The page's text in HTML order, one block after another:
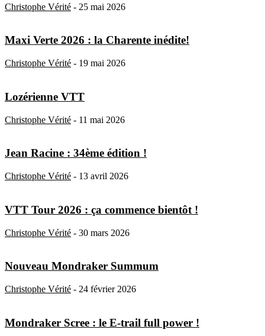
Christophe Vérité - 25 mai 2026
Maxi Verte 2026 : la Charente inédite!
Christophe Vérité - 19 mai 2026
Lozérienne VTT
Christophe Vérité - 11 mai 2026
Jean Racine : 34ème édition !
Christophe Vérité - 13 avril 2026
VTT Tour 2026 : ça commence bientôt !
Christophe Vérité - 30 mars 2026
Nouveau Mondraker Summum
Christophe Vérité - 24 février 2026
Mondraker Scree : le E-trail full power !